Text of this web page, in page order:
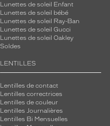
Lunettes de soleil Enfant
Lunettes de soleil bébé
Lunettes de soleil Ray-Ban
Lunettes de soleil Gucci
Lunettes de soleil Oakley
Soldes
LENTILLES
Lentilles de contact
Lentilles correctrices
Lentilles de couleur
Lentilles Journalières
Lentilles Bi Mensuelles